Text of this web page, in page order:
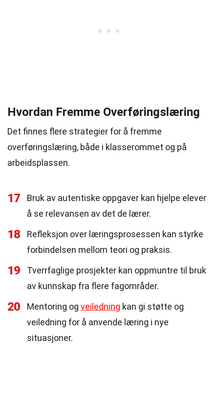
Hvordan Fremme Overføringslæring
Det finnes flere strategier for å fremme
overføringslæring, både i klasserommet og på
arbeidsplassen.
17
Bruk av autentiske oppgaver kan hjelpe elever
å se relevansen av det de lærer.
18
Refleksjon over læringsprosessen kan styrke
forbindelsen mellom teori og praksis.
19
Tverrfaglige prosjekter kan oppmuntre til bruk
av kunnskap fra flere fagområder.
20 Mentoring og veiledning kan gi støtte og
veiledning for å anvende læring i nye
situasjoner.